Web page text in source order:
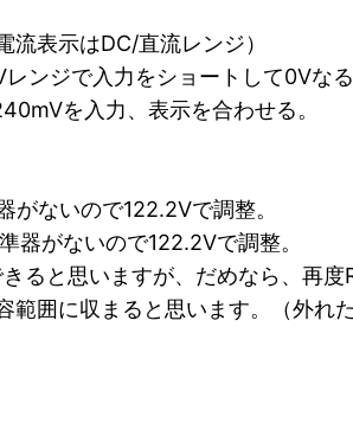
表示はDC/直流レンジ）
ンジで入力をショートして0Vな
を入力、表示を合わせる。
ないので122.2Vで調整。
がないので122.2Vで調整。
と思いますが、だめなら、再度
囲に収まると思います。（外れ